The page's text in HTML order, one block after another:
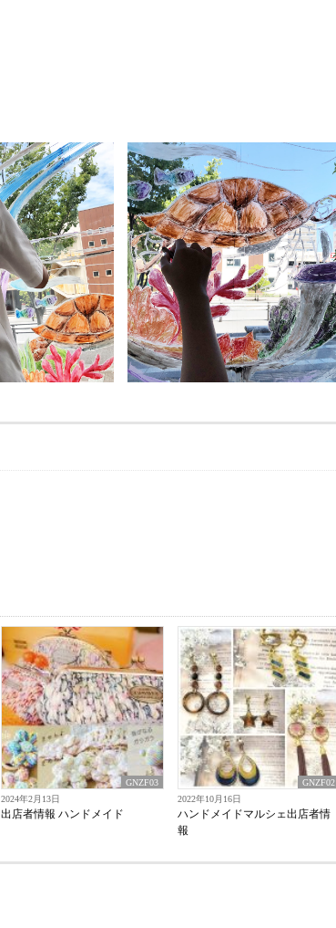
GNZF03
2024年2月13日
出店者情報 ハンドメイド
GNZF02
2022年10月16日
ハンドメイドマルシェ出店者情
報